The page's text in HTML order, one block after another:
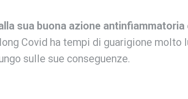
sua buona azione antinfiammatoria
Covid ha tempi di guarigione molto
sulle sue conseguenze.